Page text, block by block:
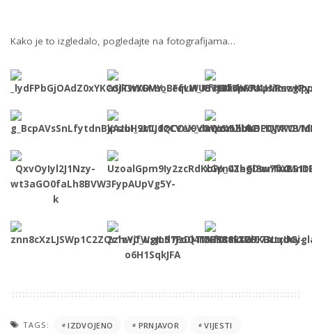
Kako je to izgledalo, pogledajte na fotografijama…
TAGS: IZDVOJENO PRNJAVOR VIJESTI